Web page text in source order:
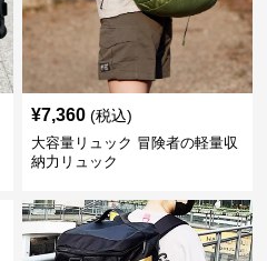
¥7,360 (税込)
大容量リュック 冒険者の軽量収
納力リュック